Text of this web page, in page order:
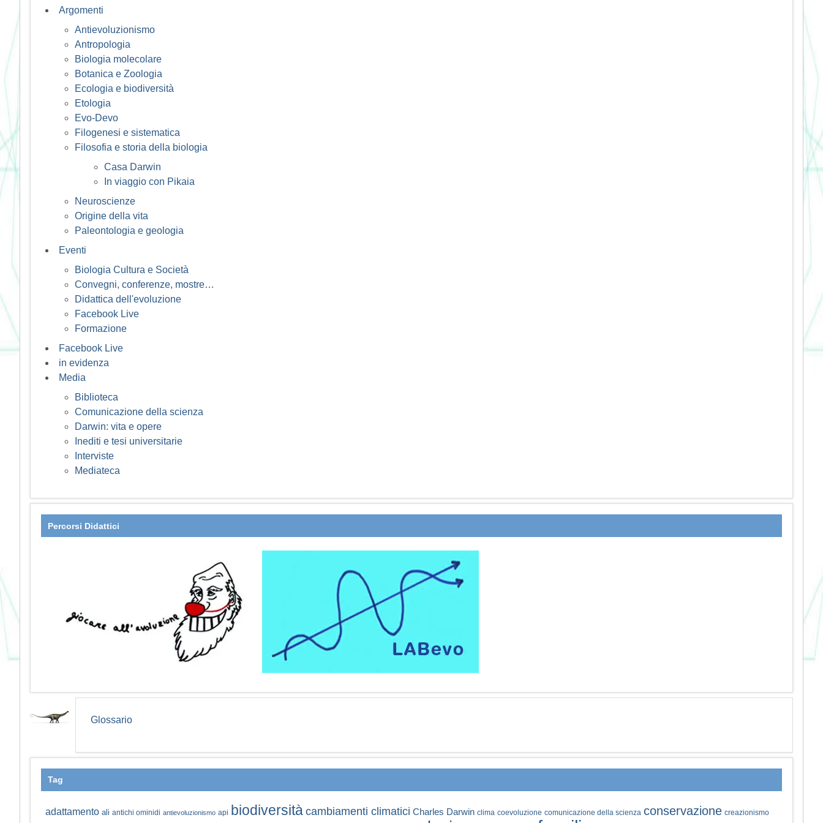
Argomenti
Antievoluzionismo
Antropologia
Biologia molecolare
Botanica e Zoologia
Ecologia e biodiversità
Etologia
Evo-Devo
Filogenesi e sistematica
Filosofia e storia della biologia
Casa Darwin
In viaggio con Pikaia
Neuroscienze
Origine della vita
Paleontologia e geologia
Eventi
Biologia Cultura e Società
Convegni, conferenze, mostre…
Didattica dell'evoluzione
Facebook Live
Formazione
Facebook Live
in evidenza
Media
Biblioteca
Comunicazione della scienza
Darwin: vita e opere
Inediti e tesi universitarie
Interviste
Mediateca
Percorsi Didattici
Glossario
Tag
adattamento ali antichi ominidi antievoluzionismo api biodiversitàcambiamenti climatici Charles Darwin clima coevoluzione comunicazione della scienza conservazione creazionismo